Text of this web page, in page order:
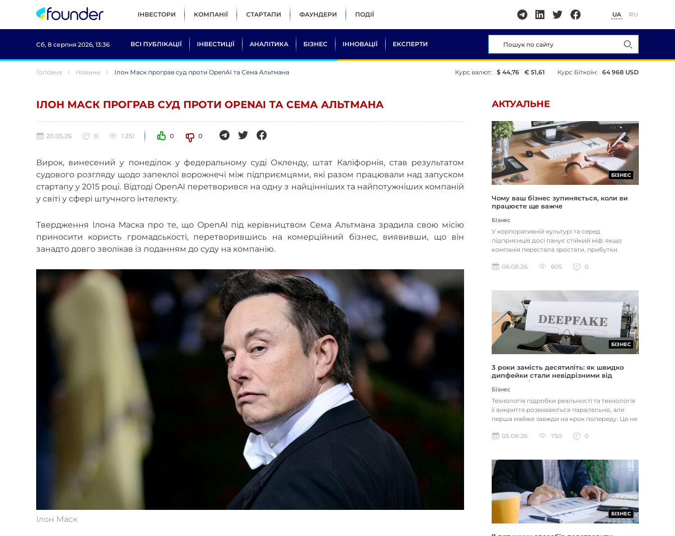
ІНВЕСТОРИ КОМПАНІЇ СТАРТАПИ ФАУНДЕРИ ПОДІЇ UA RU
Сб, 8 серпня 2026, 13:36 ВСІ ПУБЛІКАЦІЇ ІНВЕСТИЦІЇ АНАЛІТИКА БІЗНЕС ІННОВАЦІЇ ЕКСПЕРТИ
Головна Новини Ілон Маск програв суд проти OpenAI та Сема Альтмана Курс валют: $ 44,76 € 51,61 Курс Біткоїн: 64 968 USD
ІЛОН МАСК ПРОГРАВ СУД ПРОТИ OPENAI ТА СЕМА АЛЬТМАНА
20.05.26 0 1 251 0 0
Вирок, винесений у понеділок у федеральному суді Окленду, штат Каліфорнія, став результатом
судового розгляду щодо запеклої ворожнечі між підприємцями, які разом працювали над запуском
стартапу у 2015 році. Відтоді OpenAI перетворився на одну з найцінніших та найпотужніших компаній
у світі у сфері штучного інтелекту.
Твердження Ілона Маска про те, що OpenAI під керівництвом Сема Альтмана зрадила свою місію
приносити користь громадськості, перетворившись на комерційний бізнес, виявивши, що він
занадто довго зволікав із поданням до суду на компанію.
Ілон Маск
АКТУАЛЬНЕ
БІЗНЕС
Чому ваш бізнес зупиняється, коли ви
працюєте ще важче
Бізнес
У корпоративній культурі та серед
підприємців досі панує стійкий міф: якщо
компанія перестала зростати, прибутки
06.08.26
605 0
БІЗНЕС
3 роки замість десятиліть: як швидко
дипфейки стали невідрізними від
реальності
Бізнес
Технологія підробки реальності та технологія
її викриття розвиваються паралельно, але
перша майже завжди на крок попереду. Це не
05.08.26
750 0
БІЗНЕС